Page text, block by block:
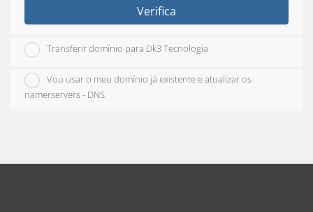
Verifica
Transferir domínio para Dk3 Tecnologia
Vou usar o meu domínio já existente e atualizar os
namerservers - DNS